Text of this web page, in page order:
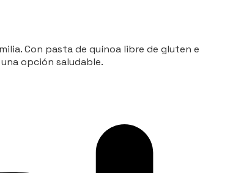
Con pasta de quínoa libre de gluten e
opción saludable.